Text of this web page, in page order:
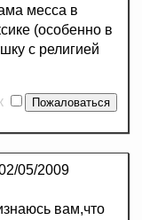
месса в
(особенно в
с религией
05/2009
вам,что